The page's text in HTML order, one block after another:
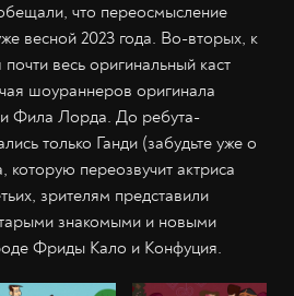
что переосмысление
весной 2023 года. Во-вторых, к
весь оригинальный каст
шоураннеров оригинала
Фила Лорда. До ребута-
только Ганди (забудьте уже о
которую переозвучит актриса
зрителям представили
знакомыми и новыми
Фриды Кало и Конфуция.